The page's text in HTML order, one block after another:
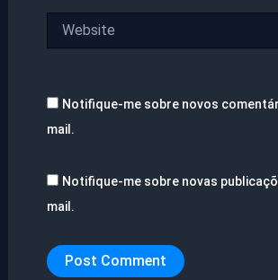
Notifique-me sobre novos
mail.
Notifique-me sobre novas
mail.